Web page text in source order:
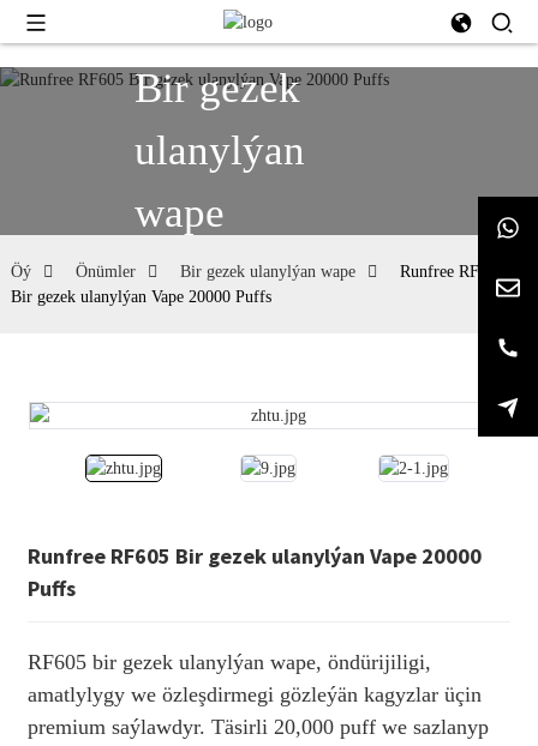
Bir gezek
ulanylýan
wape
Öý Önümler Bir gezek ulanylýan wape
Runfree RF605
Bir gezek ulanylýan Vape 20000 Puffs
Runfree RF605 Bir gezek ulanylýan Vape 20000
Puffs
RF605 bir gezek ulanylýan wape, öndürijiligi,
amatlylygy we özleşdirmegi gözleýän kagyzlar üçin
premium saýlawdyr. Täsirli 20,000 puff we sazlanyp